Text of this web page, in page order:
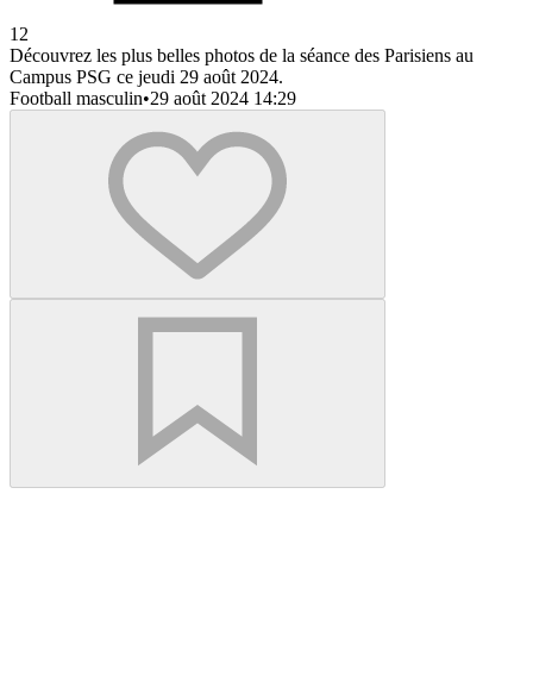
12
Découvrez les plus belles photos de la séance des Parisiens au
Campus PSG ce jeudi 29 août 2024.
Football masculin•29 août 2024 14:29